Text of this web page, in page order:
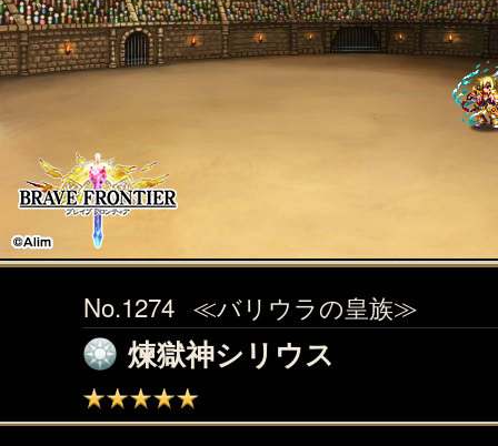
No.1274 ≪バリウラの皇族≫
煉獄神シリウス